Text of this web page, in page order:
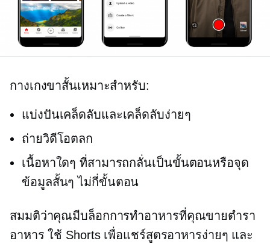
กางเกงขาสั้นเหมาะสำหรับ:
แบ่งปันเคล็ดลับและเคล็ดลับง่ายๆ
ถ่ายวิดีโอตลก
เนื้อหาใดๆ ที่สามารถกลั่นเป็นขั้นตอนหรือจุด
ข้อมูลสั้นๆ ไม่กี่ขั้นตอน
สมมติว่าคุณมีบล็อกการทำอาหารที่คุณขายตำรา
อาหาร ใช้ Shorts เพื่อแชร์สูตรอาหารง่ายๆ และ